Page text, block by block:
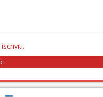
iscriviti.